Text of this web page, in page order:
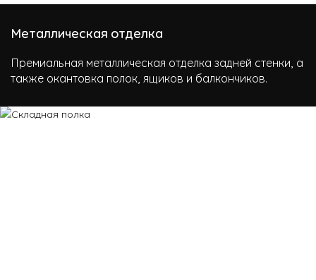
Металлическая отделка
Премиальная металлическая отделка задней стенки, а
также окантовка полок, ящиков и балкончиков.